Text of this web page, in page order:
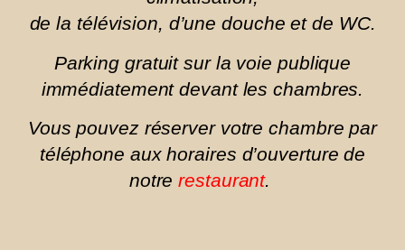
de la télévision, d’une douche et de WC.
Parking gratuit sur la voie publique
immédiatement devant les chambres.
Vous pouvez réserver votre chambre par
téléphone aux horaires d’ouverture de
notrerestaurant.